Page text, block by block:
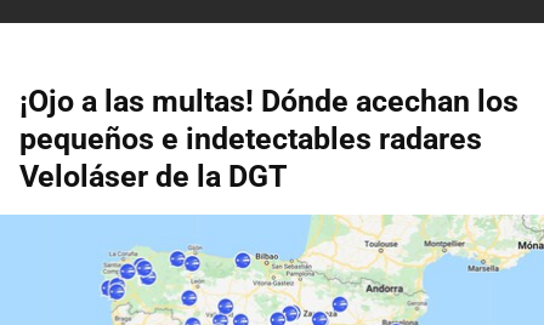
¡Ojo a las multas! Dónde acechan los
pequeños e indetectables radares
Veloláser de la DGT